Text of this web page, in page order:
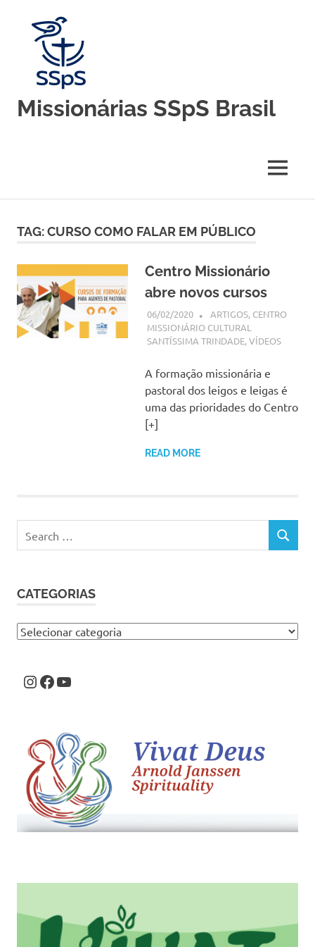
content
Missionárias SSpS Brasil
Espírito
–
Brasil
MENU
TAG:CURSO COMO FALAR EM PÚBLICO
Centro Missionário
abre novos cursos
06/02/2020 SSPS BRASIL
ARTIGOS, CENTRO
MISSIONÁRIO CULTURAL
SANTÍSSIMA TRINDADE,VÍDEOS
A formação missionária e
pastoral dos leigos e leigas é
uma das prioridades do Centro
[+]
READ MORE
for:
SEARCH
CATEGORIAS
Categorias
Instagram
Facebook
Youtube